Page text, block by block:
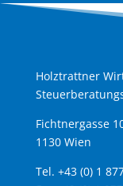
Holztrattner
Fichtnergasse
1130 Wien
Tel. +43 (0) 1